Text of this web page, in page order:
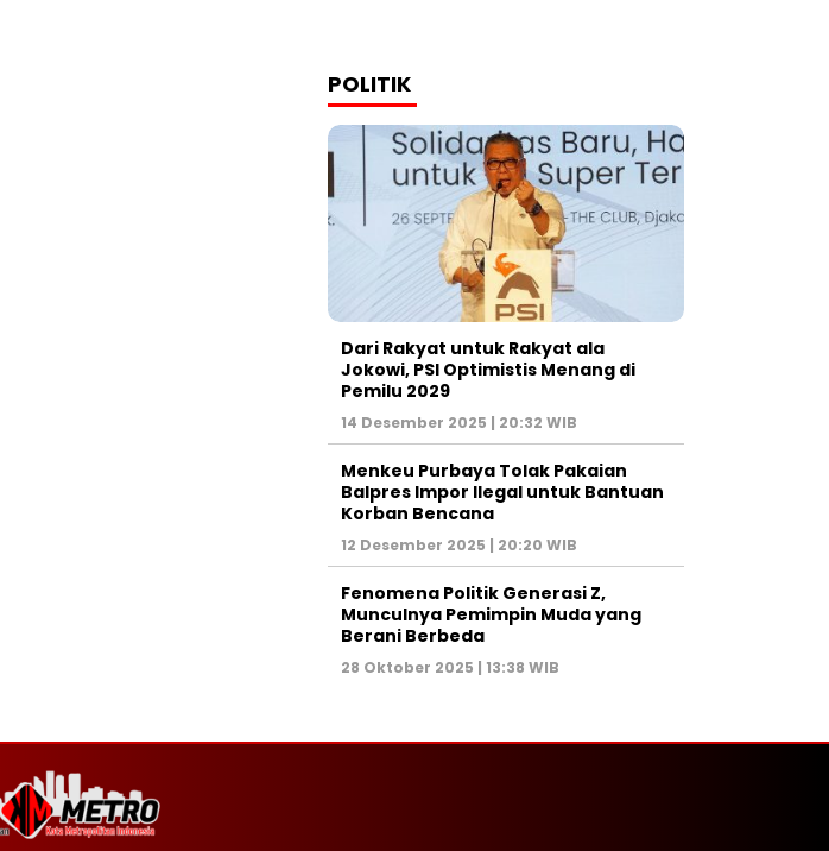
POLITIK
Dari Rakyat untuk Rakyat ala
Jokowi, PSI Optimistis Menang di
Pemilu 2029
14 Desember 2025 | 20:32 WIB
Menkeu Purbaya Tolak Pakaian
Balpres Impor Ilegal untuk Bantuan
Korban Bencana
12 Desember 2025 | 20:20 WIB
Fenomena Politik Generasi Z,
Munculnya Pemimpin Muda yang
Berani Berbeda
28 Oktober 2025 | 13:38 WIB